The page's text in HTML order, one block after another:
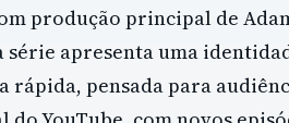
produção principal de
série apresenta uma
pensada para